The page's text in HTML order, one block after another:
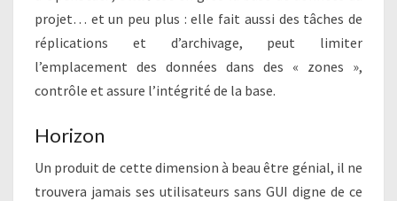
projet… et un peu plus : elle fait aussi des tâches de
réplications et d’archivage, peut limiter
l’emplacement des données dans des « zones »,
contrôle et assure l’intégrité de la base.
Horizon
Un produit de cette dimension à beau être génial, il ne
trouvera jamais ses utilisateurs sans GUI digne de ce